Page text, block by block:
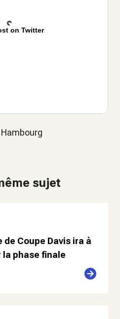
on Twitter
sujet
de Coupe Davis ira à
la phase finale